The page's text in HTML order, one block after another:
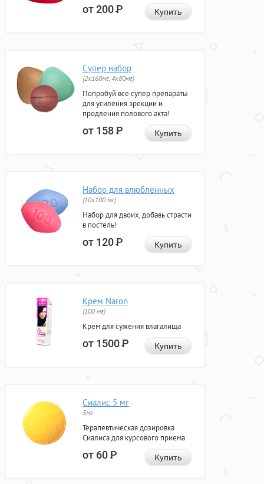
от 200Р Купить
Супер набор
(2х160мг, 4х80мг)
Попробуй все супер препараты
для усиления эрекции и
продления полового акта!
от 158Р Купить
Набор для влюбленных
(10х100 мг)
Набор для двоих, добавь страсти
в постель!
от 120Р Купить
Крем Naron
(100 мг)
Крем для сужения влагалища
от 1500Р Купить
Сиалис 5 мг
5мг
Терапевтическая дозировка
Сиалиса для курсового приема
от 60Р Купить